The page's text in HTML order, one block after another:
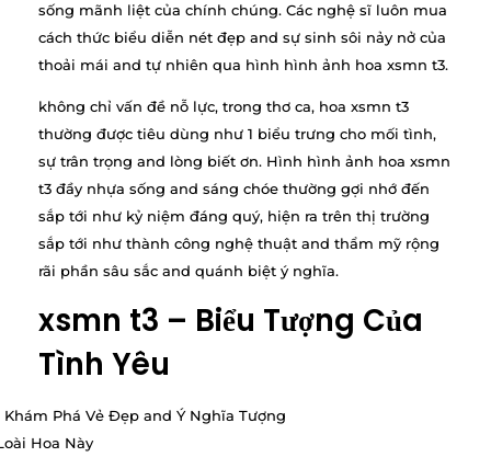
sống mãnh liệt của chính chúng. Các nghệ sĩ luôn mua
cách thức biểu diễn nét đẹp and sự sinh sôi nảy nở của
thoải mái and tự nhiên qua hình hình ảnh hoa xsmn t3.
không chỉ vấn đề nỗ lực, trong thơ ca, hoa xsmn t3
thường được tiêu dùng như 1 biểu trưng cho mối tình,
sự trân trọng and lòng biết ơn. Hình hình ảnh hoa xsmn
t3 đầy nhựa sống and sáng chóe thường gợi nhớ đến
sắp tới như kỷ niệm đáng quý, hiện ra trên thị trường
sắp tới như thành công nghệ thuật and thẩm mỹ rộng
rãi phần sâu sắc and quánh biệt ý nghĩa.
xsmn t3 – Biểu Tượng Của
Tình Yêu